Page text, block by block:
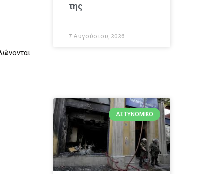
της
7 Αυγούστου, 2026
ΑΣΤΥΝΟΜΙΚΌ